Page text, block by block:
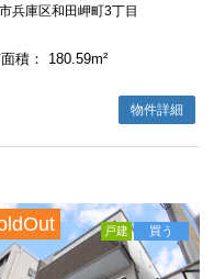
兵庫区和田岬町3丁目
積 ： 180.59m²
物件詳細
買う
戸建